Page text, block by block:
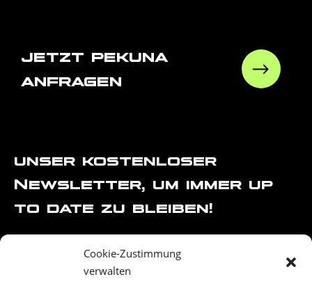
Cookie-Zustimmung
verwalten
jetzt pekuna
anfragen
unser kostenloser
Newsletter, um immer up
to date zu bleiben!